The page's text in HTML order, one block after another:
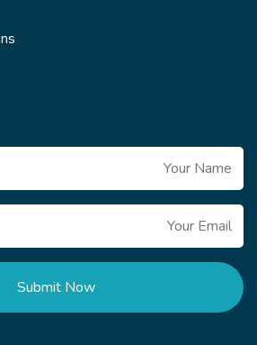
Submit Now